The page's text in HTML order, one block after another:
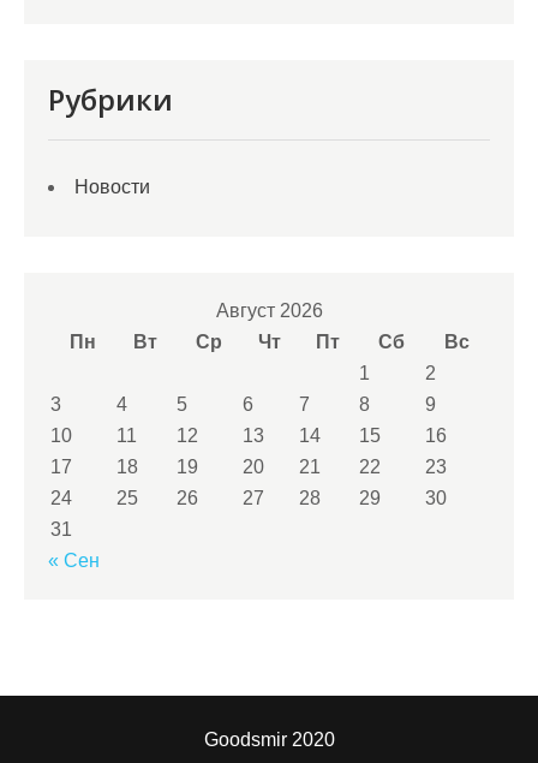
Рубрики
Новости
Август 2026
Пн
Вт Ср Чт Пт Сб
Вс
1
2
3
4 5 6 7 8
9
10
11 12 13 14 15
16
17
18 19 20 21 22
23
24
25 26 27 28 29
30
31
« Сен
Goodsmir 2020